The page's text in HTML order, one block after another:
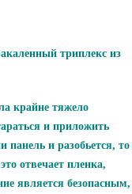
триплекс из
крайне тяжело
и приложить
панель и разобьется, то
отвечает пленка,
является безопасным,